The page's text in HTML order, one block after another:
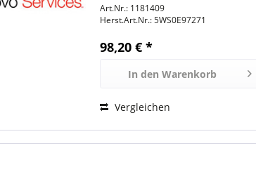
Art.Nr.: 1181409
Herst.Art.Nr.:5WS0E97271
98,20 € *
In den Warenkorb
Vergleichen